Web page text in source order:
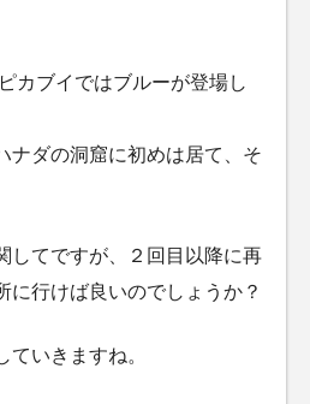
カブイではブルーが登場し
ナダの洞窟に初めは居て、そ
してですが、２回目以降に再
に行けば良いのでしょうか？
ていきますね。